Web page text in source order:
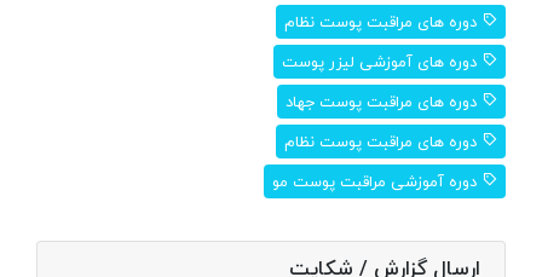
دوره های مراقبت پوست نظام
دوره های آموزشی لیزر پوست
دوره های مراقبت پوست جهاد
دوره های مراقبت پوست نظام
دوره آموزشی مراقبت پوست مو
ارسال گزارش / شکایت